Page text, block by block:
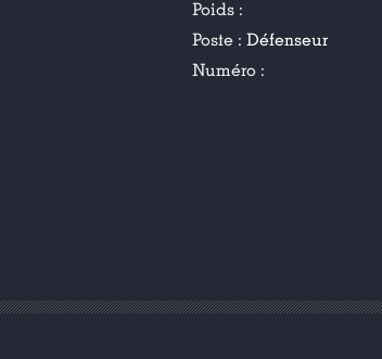
Poids :
Poste :Défenseur
Numéro :